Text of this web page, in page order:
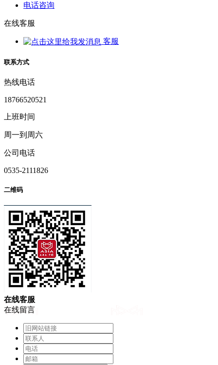
电话咨询
在线客服
客服
联系方式
热线电话
18766520521
上班时间
周一到周六
公司电话
0535-2111826
二维码
在线客服
在线留言